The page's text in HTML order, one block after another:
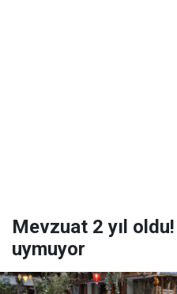
Mevzuat 2 yıl
uymuyor